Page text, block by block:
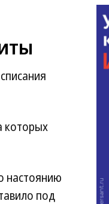
которых
настоянию
под